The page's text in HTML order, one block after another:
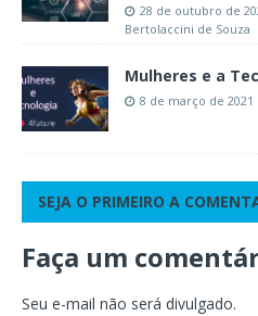
28 de outubro de
Bertolaccini de Souza
Mulheres e a
8 de março de 2021
SEJA O PRIMEIRO A
Faça um
Seu e-mail não será divulgado.